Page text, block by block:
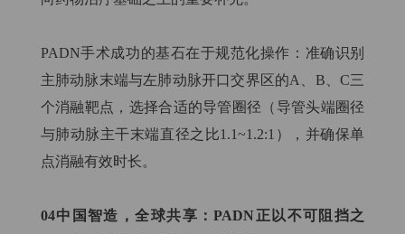
PADN手术成功的基石在于规范化操作：准确识别
主肺动脉末端与左肺动脉开口交界区的A、B、C三
个消融靶点，选择合适的导管圈径（导管头端圈径
与肺动脉主干末端直径之比1.1~1.2:1），并确保单
点消融有效时长。
04中国智造，全球共享：PADN正以不可阻挡之